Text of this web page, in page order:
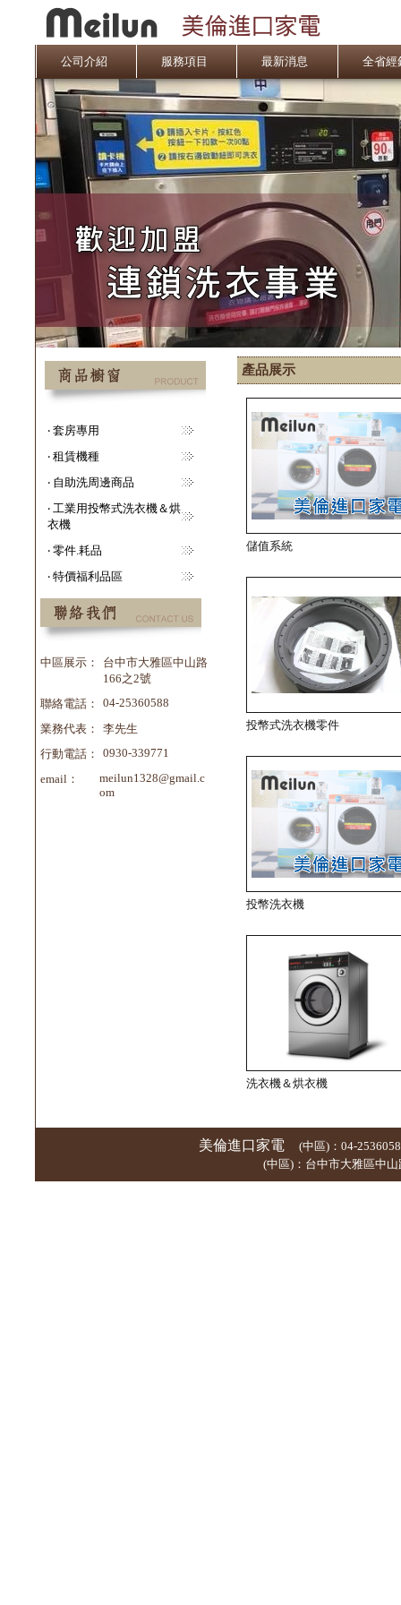
公司介紹 服務項目 最新消息 全省
‧ 套房專用
‧ 租賃機種
‧ 自助洗周邊商品
‧ 工業用投幣式洗衣機＆烘
衣機
‧ 零件.耗品
‧ 特價福利品區
中區展示：
台中市大雅區中山路
166之2號
聯絡電話：
04-25360588
業務代表：
李先生
行動電話：
0930-339771
email：
meilun1328@gmail.c
om
產品展示
儲值系統
投幣式洗衣機零件
投幣洗衣機
洗衣機＆烘衣機
美倫進口家電
(中區)：04-
(中區)：台中市大雅區中山